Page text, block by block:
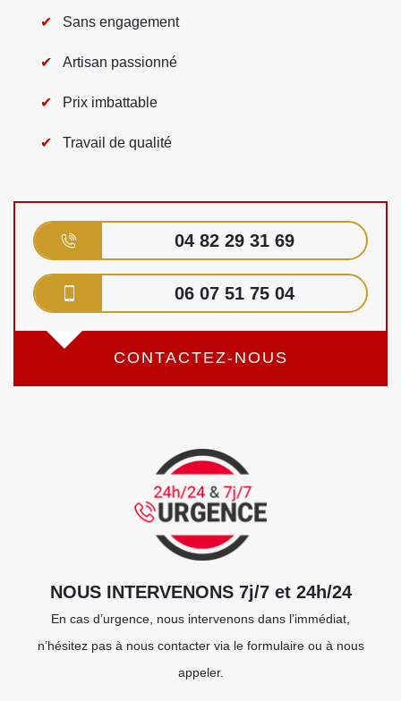
Sans engagement
Artisan passionné
Prix imbattable
Travail de qualité
04 82 29 31 69
06 07 51 75 04
CONTACTEZ-NOUS
NOUS INTERVENONS 7j/7 et 24h/24
En cas d’urgence, nous intervenons dans l’immédiat,
n’hésitez pas à nous contacter via le formulaire ou à nous
appeler.